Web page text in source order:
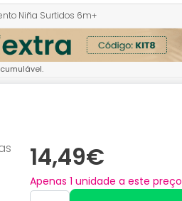
Niña Surtidos 6m+
14,49€
Apenas 1 unidade a este preço